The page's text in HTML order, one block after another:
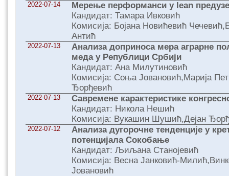
2022-07-14
Мерење перформанси у lean
Кандидат: Тамара Ивковић
Комисија: Бојана Новићевић
Антић
2022-07-13
Анализа доприноса мера аграрне
меда у Републици Србији
Кандидат: Ана Милутиновић
Комисија: Соња Јовановић,Марија
Ђорђевић
2022-07-13
Савремене карактеристике
Кандидат: Никола Нешић
Комисија: Вукашин Шушић,Дејан
2022-07-12
Анализа дугорочне тенденције у
потенцијала Сокобање
Кандидат: Љиљана Станојевић
Комисија: Весна Јанковић-
Јовановић